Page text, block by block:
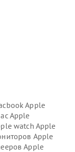
Apple
Apple
watch Apple
Apple
Apple